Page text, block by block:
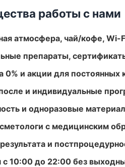
работы с нами
атмосфера, чай/кофе, Wi-
препараты,
0% и акции для постоянных
и индивидуальные
и одноразовые
с медицинским
и
с 10:00 до 22:00 без